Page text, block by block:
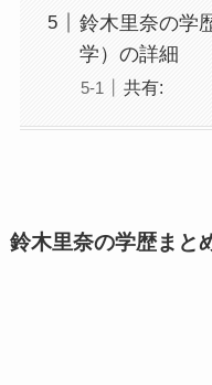
鈴木里奈の学
学）の詳細
共有:
鈴木里奈の学歴まと